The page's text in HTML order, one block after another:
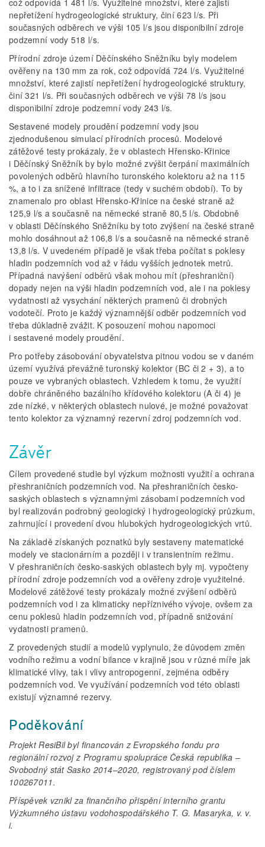
což odpovídá 1 481 l/s. Využitelné množství, které zajistí
nepřetížení hydrogeologické struktury, činí 623 l/s. Při
současných odběrech ve výši 105 l/s jsou disponibilní zdroje
podzemní vody 518 l/s.
Přírodní zdroje území Děčínského Sněžníku byly modelem
ověřeny na 130 mm za rok, což odpovídá 724 l/s. Využitelné
množství, které zajistí nepřetížení hydrogeologické struktury,
činí 321 l/s. Při současných odběrech ve výši 78 l/s jsou
disponibilní zdroje podzemní vody 243 l/s.
Sestavené modely proudění podzemní vody jsou
zjednodušenou simulací přírodních procesů. Modelové
zátěžové testy prokázaly, že v oblastech Hřensko-Křinice
i Děčínský Sněžník by bylo možné zvýšit čerpání maximálních
povolených odběrů hlavního turonského kolektoru až na 115
%, a to i za snížené infiltrace (tedy v suchém období). To by
znamenalo pro oblast Hřensko-Křinice na české straně až
125,9 l/s a současně na německé straně 80,5 l/s. Obdobně
v oblasti Děčínského Sněžníku by toto zvýšení na české straně
mohlo dosáhnout až 106,8 l/s a současně na německé straně
13,8 l/s. V uvedeném případě je však třeba počítat s poklesy
hladin podzemních vod až v řádu vyšších jednotek metrů.
Případná navýšení odběrů však mohou mít (přeshraniční)
dopady nejen na výši hladin podzemních vod, ale i na poklesy
vydatnosti až vysychání některých pramenů či drobných
vodotečí. Proto je každý významnější odběr podzemních vod
třeba důkladně zvážit. K posouzení mohou napomoci
i sestavené modely proudění.
Pro potřeby zásobování obyvatelstva pitnou vodou se v daném
území využívá převážně turonský kolektor (BC či 2 + 3), a to
pouze ve vybraných oblastech. Vzhledem k tomu, že využití
dobře chráněného bazálního křídového kolektoru (A či 4) je
zde nízké, v některých oblastech nulové, je možné považovat
tento kolektor za významný rezervní zdroj podzemních vod.
Závěr
Cílem provedené studie byl výzkum možnosti využití a ochrana
přeshraničních podzemních vod. Na přeshraničních česko-
saských oblastech s významnými zásobami podzemních vod
byl realizován podrobný geologický i hydrogeologický průzkum,
zahrnující i provedení dvou hlubokých hydrogeologických vrtů.
Na základě získaných poznatků byly sestaveny matematické
modely ve stacionárním a později i v transientním režimu.
V přeshraničních česko-saských oblastech byly mj. vypočteny
přírodní zdroje podzemních vod a ověřeny zdroje využitelné.
Modelové zátěžové testy prokázaly možné zvýšení odběrů
podzemních vod i za klimaticky nepříznivého vývoje, ovšem za
cenu poklesů hladin podzemních vod, případně snižování
vydatnosti pramenů.
Z provedených studií a modelů vyplynulo, že důvodem změn
vodního režimu a vodní bilance v krajině jsou v různé míře jak
klimatické vlivy, tak i vlivy antropogenní, zejména odběry
podzemních vod. Ve využívání podzemních vod této oblasti
existují významné rezervy.
Poděkování
Projekt ResiBil byl financován z Evropského fondu pro
regionální rozvoj z Programu spolupráce Česká republika –
Svobodný stát Sasko 2014–2020, registrovaný pod číslem
100267011.
Příspěvek vznikl za finančního přispění interního grantu
Výzkumného ústavu vodohospodářského T. G. Masaryka, v. v.
i.